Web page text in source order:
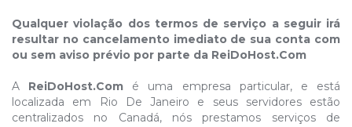
Qualquer violação dos termos de serviço a seguir irá
resultar no cancelamento imediato de sua conta com
ou sem aviso prévio por parte da ReiDoHost.Com
A ReiDoHost.Com é uma empresa particular, e está
localizada em Rio De Janeiro e seus servidores estão
centralizados no Canadá, nós prestamos serviços de